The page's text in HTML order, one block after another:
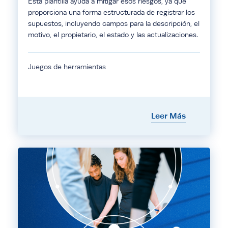
proporciona una forma estructurada de registrar los
supuestos, incluyendo campos para la descripción, el
motivo, el propietario, el estado y las actualizaciones.
Juegos de herramientas
Leer Más